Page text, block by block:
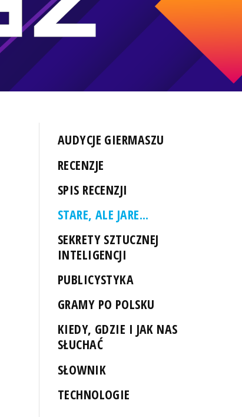
AUDYCJE GIERMASZU
RECENZJE
SPIS RECENZJI
STARE, ALE JARE...
SEKRETY SZTUCZNEJ
INTELIGENCJI
PUBLICYSTYKA
GRAMY PO POLSKU
KIEDY, GDZIE I JAK NAS
SŁUCHAĆ
SŁOWNIK
TECHNOLOGIE